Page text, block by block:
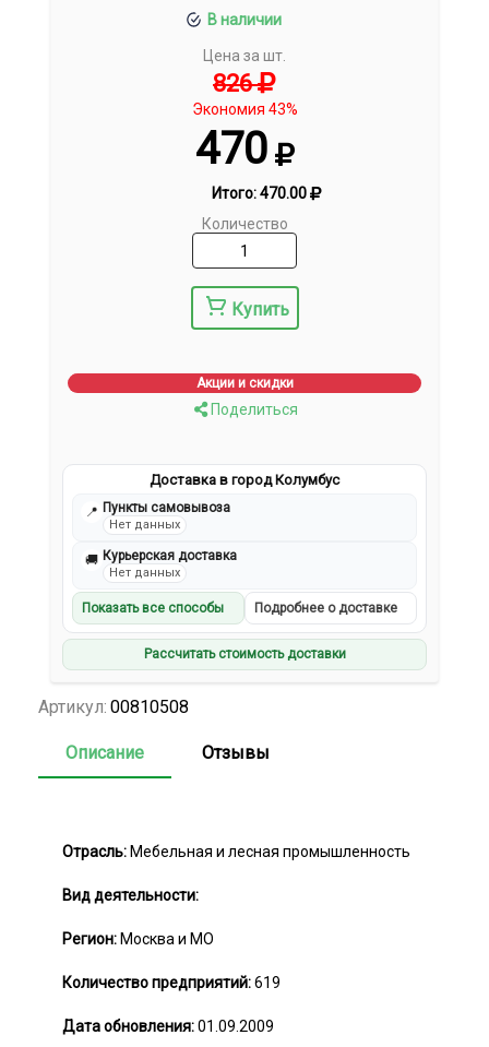
В наличии
Цена за шт.
826
Экономия 43%
470
Итого:470.00
Количество
Купить
Акции и скидки
Поделиться
Доставка в город Колумбус
📍 Пункты самовывоза
Нет данных
🚚 Курьерская доставка
Нет данных
Показать все способы Подробнее о доставке
Рассчитать стоимость доставки
Артикул: 00810508
Описание Отзывы
Отрасль: Мебельная и лесная промышленность
Вид деятельности:
Регион: Москва и МО
Количество предприятий:619
Дата обновления:01.09.2009